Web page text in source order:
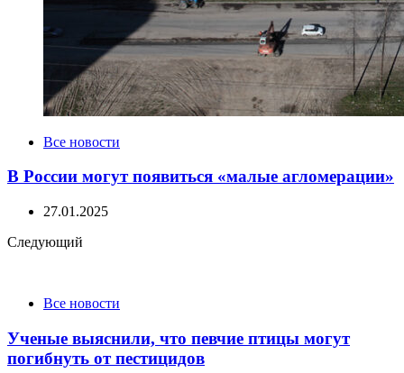
Все новости
В России могут появиться «малые агломерации»
27.01.2025
Следующий
Все новости
Ученые выяснили, что певчие птицы могут
погибнуть от пестицидов